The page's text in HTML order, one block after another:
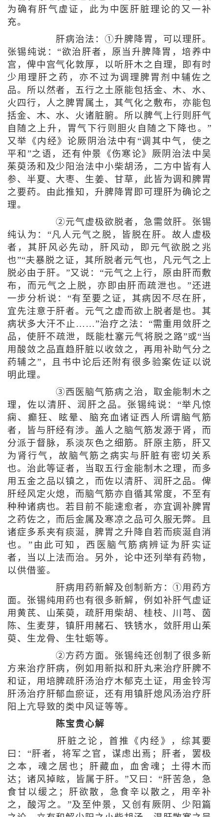
为确有肝气虚证，此为中医肝脏理论的又一补
充。
肝病治法：①升脾降胃，可以理肝。
张锡纯说：“欲治肝者，原当升脾降胃，培养中
宫，俾中宫气化敦厚，以听肝木之自理，即有时
少用理肝之药，亦不过为调理脾胃剂中辅佐之
品。所以然者，五行之土原能包括金、木、水、
火四行，人之脾胃属土，其气化之敷布，亦能包
括金、木、水、火诸脏腑。所以脾气上行则肝气
自随之上升，胃气下行则胆火自随之下降也。”
又举《内经》论厥阴治法中有“调其中气，使之
平和”之语，还有仲景《伤寒论》厥阴治法中吴
茱萸汤和及少阳治法中小柴胡汤，二方中皆有人
参、半夏、大枣、生姜、甘草，此皆为调和脾胃
之要药。由此推知，升脾降胃即可理肝为确论之
理。
②元气虚极欲脱者，急需敛肝。张锡
纯认为：“凡人元气之脱，皆脱在肝。故人虚极
者，其肝风必先动，肝风动，即元气欲脱之兆
也”“夫暴脱之证，其所脱者元气也，凡元气之上
脱必由于肝。”又说：“元气之上行，原由肝而敷
布，而元气之上脱，亦即由肝而疏泄也。”还进
一步分析说：“有至要之证，其病因不尽在肝，
宜先注意于肝者。元气之虚而欲上脱者是也。其
病状多大汗不止……”治疗之法：“需重用敛肝之
品，使肝不疏泄，既能杜塞元气将脱之路”或“当
用酸敛之品直趋肝脏以收敛之，再用补助气分之
药辅之”，且书中论后还附有很多验案佐证以说
明此理。
③西医脑气筋病之治，取金能制木之
理，佐以清肝、润肝之品。张锡纯说：“举凡惊
痫、癫狂、眩晕、脑充血诸证西人所谓脑气筋
者，皆与肝经有涉。盖人之脑气筋发源于肾，而
分派于督脉，系淡灰色之细筋。肝原主筋，肝又
为肾行气，故脑气筋之病实与肝脏有密切关系
也。治此等证者，当取五行金能制木之理，而多
用五金之品以镇之，而佐以清肝、润肝之品。俾
肝经风定火熄，而脑气筋亦自循其常度，不至有
种种诸病也。若目前不能速愈者，亦宜调补脾胃
之药佐之，而后金属及寒凉之品可久服无弊。且
诸症多系夹有痰涎，脾胃之升降自若而痰涎自消
也。”由此可知，西医脑气筋病辨证为肝实证
者，当以上法而治。另外，论中还列举有药物，
以供借鉴。
肝病用药新解及创制新方：①用药方
面。张锡纯用药也有很多新解，例如补肝气虚证
用黄芪、山茱萸，疏肝用柴胡、桂枝、川芎、茵
陈、生麦芽，镇肝用赭石、铁锈水，敛肝用山茱
萸、生龙骨、生牡蛎等。
②方药方面。张锡纯还创制了很多新
方来治疗肝病，例如用新拟和肝丸来治疗肝脾不
和证，用培脾疏肝汤治疗木郁克土证，用金铃泻
肝汤治疗肝郁血瘀证，还有用镇肝熄风汤治疗肝
阳上亢导致的类中风证等等。
陈宝贵心解
肝脏之论，首推《内经》，综其要
曰：“肝者，将军之官，谋虑出焉；肝者，罢极
之本，魂之居也；肝藏血，血舍魂；土得木而
达；诸风掉眩，皆属于肝。”又曰：“肝苦急，急
食甘以缓之；肝欲散，急食辛以散之，用辛补
之，酸泻之。”及至仲景，又创有厥阴、少阳篇